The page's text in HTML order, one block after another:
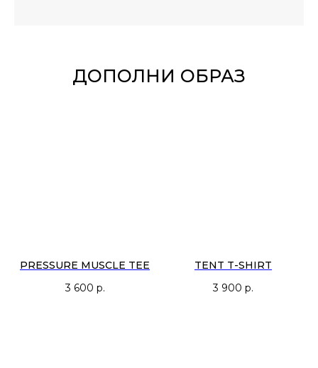
ДОПОЛНИ ОБРАЗ
PRESSURE MUSCLE TEE
3 600 р.
TENT T-SHIRT
3 900 р.